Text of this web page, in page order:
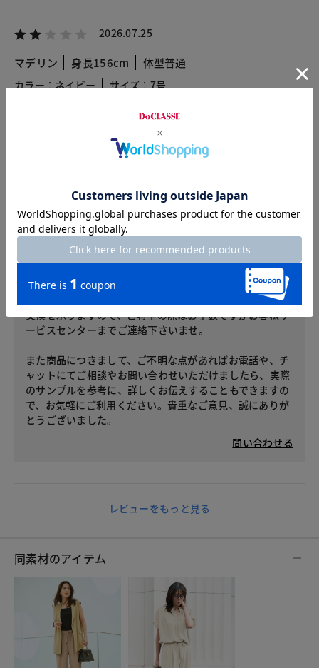
2026.07.25
マデリン 身長156cm 体型普通
カラー：ネイビー
サイズ：7号
着せずにタグを切って着て外出してしまい、大失敗。縫い付け
て着るしかないです。
お客様サービスセンターからのコメント
レビューへのご投稿ありがとうございます。
商品について残念な思いをさせてしまい申し訳ございませ
ん。また購入したいと思っていただけるような商品作りに
努めてまいりますので、今後もご意見を頂ければ幸いでご
ざいます。私どもではタグを取ってしまっていても返品・
交換を承りますので、ご希望の際はお手数ですがお客様サ
ービスセンターまでご連絡下さいませ。
また商品につきまして、ご不明な点があればお電話や、チ
ャットにてご相談やお問い合わせいただけましたら、実際
のサンプルを参考に、詳しくお伝えすることもできますの
で、お気軽にご利用ください。貴重なご意見、誠にありが
とうございました。
問い合わせる
レビューをもっと見る
同素材のアイテム